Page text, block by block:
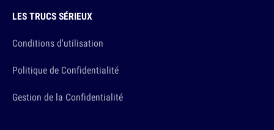
LES TRUCS SÉRIEUX
Conditions d'utilisation
Politique de Confidentialité
Gestion de la Confidentialité